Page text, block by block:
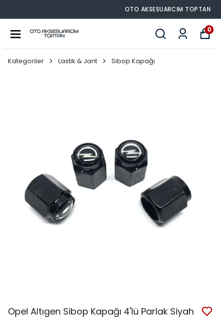
OTO AKSESUARCIM TOPTAN
0
Kategoriler Lastik & Jant Sibop Kapağı
Opel Altıgen Sibop Kapağı 4'lü Parlak Siyah